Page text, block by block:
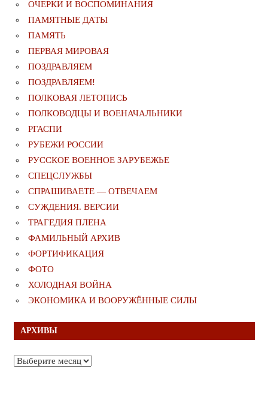
ОЧЕРКИ И ВОСПОМИНАНИЯ
ПАМЯТНЫЕ ДАТЫ
ПАМЯТЬ
ПЕРВАЯ МИРОВАЯ
ПОЗДРАВЛЯЕМ
ПОЗДРАВЛЯЕМ!
ПОЛКОВАЯ ЛЕТОПИСЬ
ПОЛКОВОДЦЫ И ВОЕНАЧАЛЬНИКИ
РГАСПИ
РУБЕЖИ РОССИИ
РУССКОЕ ВОЕННОЕ ЗАРУБЕЖЬЕ
СПЕЦСЛУЖБЫ
СПРАШИВАЕТЕ — ОТВЕЧАЕМ
СУЖДЕНИЯ. ВЕРСИИ
ТРАГЕДИЯ ПЛЕНА
ФАМИЛЬНЫЙ АРХИВ
ФОРТИФИКАЦИЯ
ФОТО
ХОЛОДНАЯ ВОЙНА
ЭКОНОМИКА И ВООРУЖЁННЫЕ СИЛЫ
АРХИВЫ
Архивы